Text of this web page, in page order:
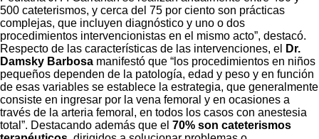
500 cateterismos, y cerca del 75 por ciento son prácticas
complejas, que incluyen diagnóstico y uno o dos
procedimientos intervencionistas en el mismo acto”, destacó.
Respecto de las características de las intervenciones, el
Dr.
Damsky Barbosa manifestó que “los procedimientos en niños
pequeños dependen de la patología, edad y peso y en función
de esas variables se establece la estrategia, que generalmente
consiste en ingresar por la vena femoral y en ocasiones a
través de la arteria femoral, en todos los casos con anestesia
total”. Destacando además que el 70% son cateterismos